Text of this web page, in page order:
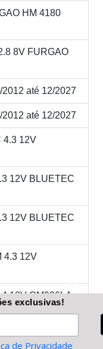
HM 4180
8V FURGAO
até 12/2027
até 12/2027
4.3 12V
12V BLUETEC
12V BLUETEC
4.3 12V
18V OM906LA
18V OM906LA
exclusivas!
de Privacidade